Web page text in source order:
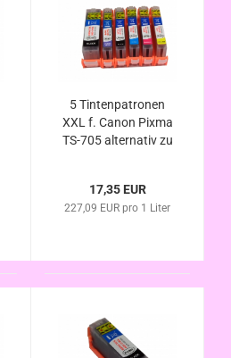
5 Tintenpatronen
XXL f. Canon Pixma
TS-705 alternativ zu
17,35 EUR
227,09 EUR pro 1 Liter